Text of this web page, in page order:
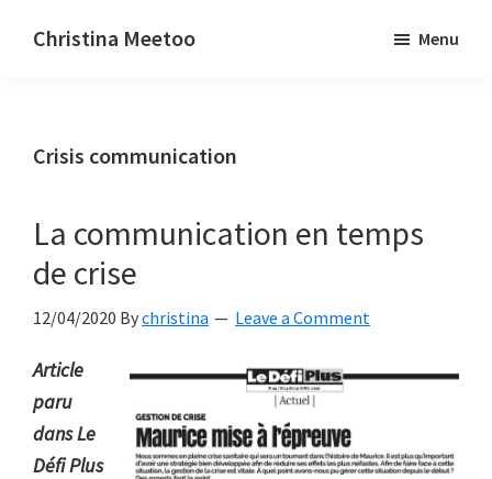
Christina Meetoo
and
Menu
Crisis communication
La communication en temps
de crise
12/04/2020 Bychristina Leave a Comment
Article
paru
dans Le
Défi Plus